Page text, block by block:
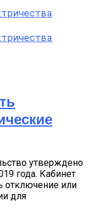
утверждено
года. Кабинет
отключение или
для